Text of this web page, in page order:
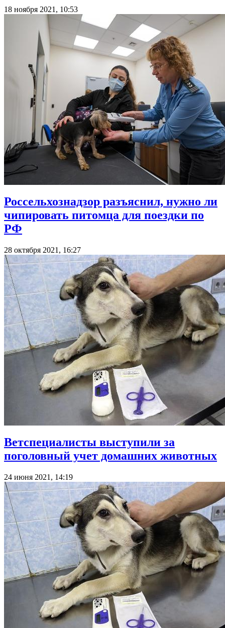
18 ноября 2021, 10:53
Россельхознадзор разъяснил, нужно ли
чипировать питомца для поездки по
РФ
28 октября 2021, 16:27
Ветспециалисты выступили за
поголовный учет домашних животных
24 июня 2021, 14:19